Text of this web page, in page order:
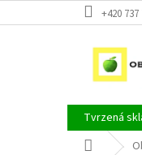
na
+420 737
Tvrzená
Domů